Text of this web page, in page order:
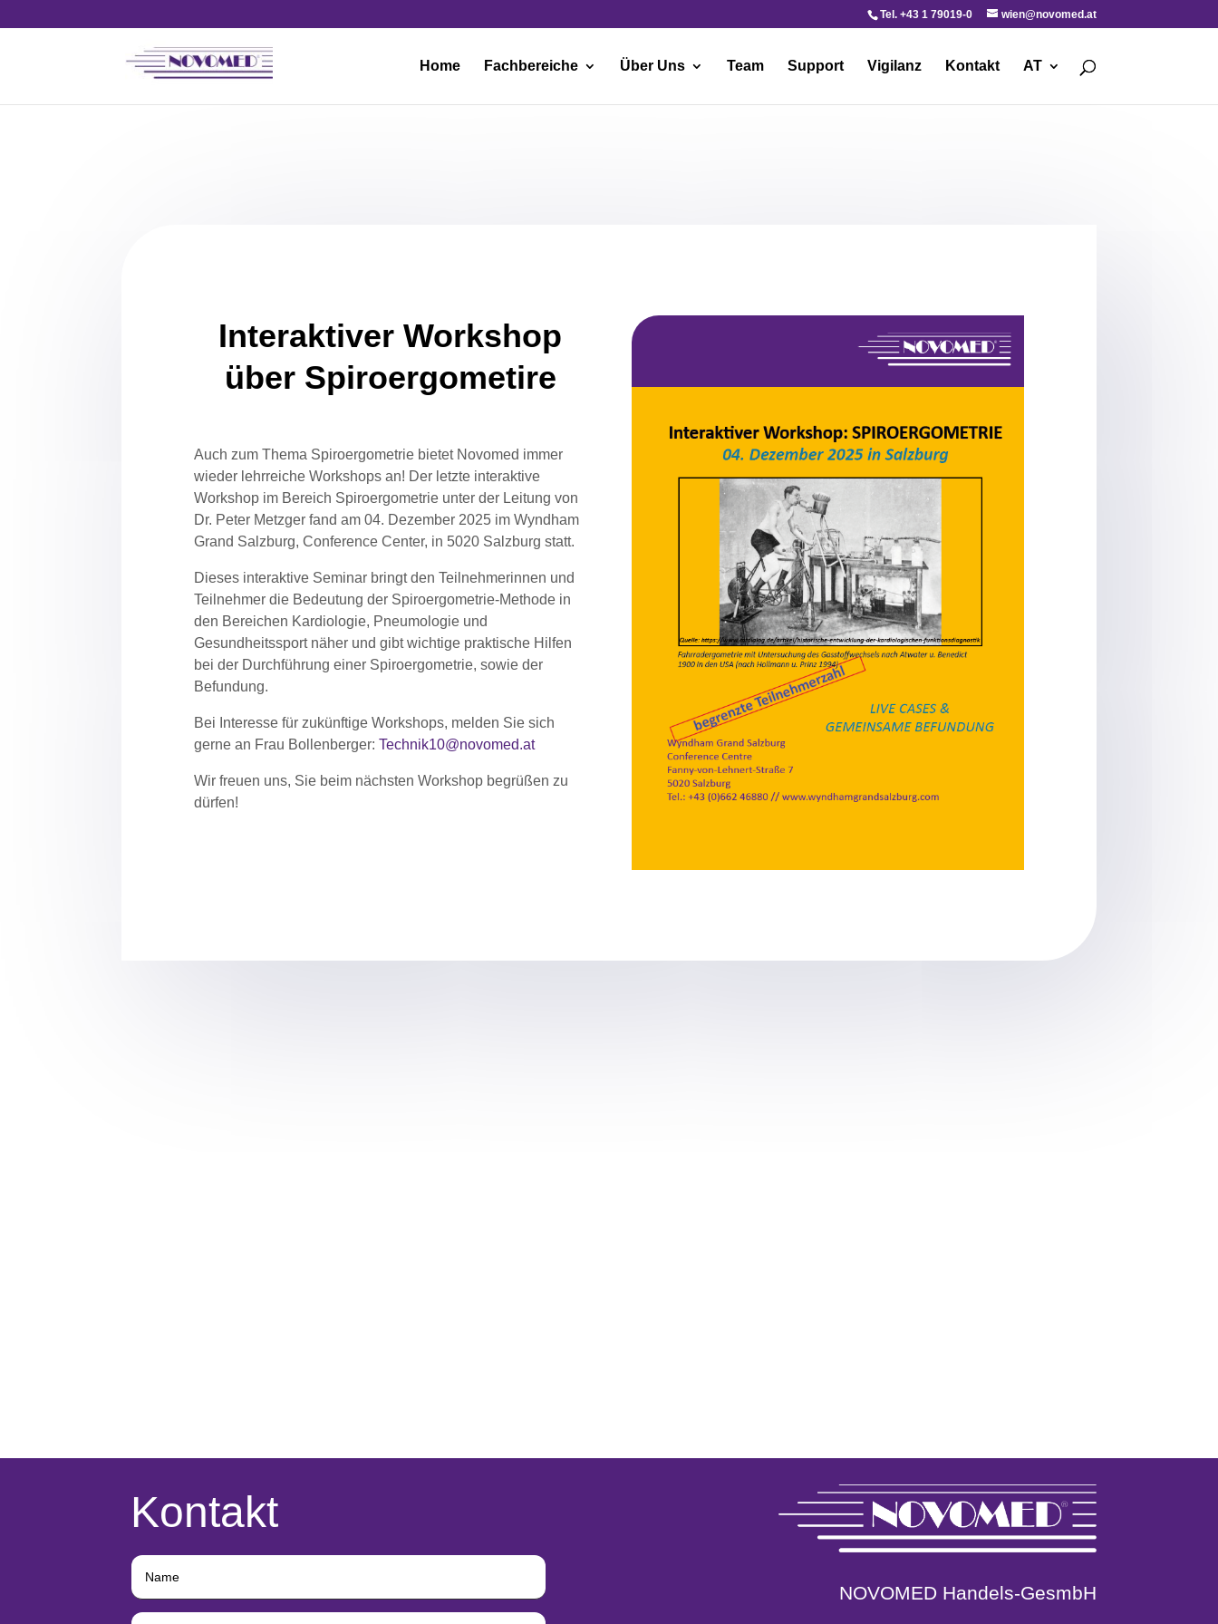
Tel. +43 1 79019-0 wien@novomed.at
Home Fachbereiche Über Uns Team Support Vigilanz Kontakt AT
Interaktiver Workshop
über Spiroergometire
Auch zum Thema Spiroergometrie bietet Novomed immer
wieder lehrreiche Workshops an! Der letzte interaktive
Workshop im Bereich Spiroergometrie unter der Leitung von
Dr. Peter Metzger fand am04. Dezember 2025 im Wyndham
Grand Salzburg, Conference Center, in 5020 Salzburg statt.
Dieses interaktive Seminar bringt den Teilnehmerinnen und
Teilnehmer die Bedeutung der Spiroergometrie-Methode in
den Bereichen Kardiologie, Pneumologie und
Gesundheitssport näher und gibt wichtige praktische Hilfen
bei der Durchführung einer Spiroergometrie, sowie der
Befundung.
Bei Interesse für zukünftige Workshops, melden Sie sich
gerne an Frau Bollenberger:Technik10@novomed.at
Wir freuen uns, Sie beim nächsten Workshop begrüßen zu
dürfen!
Kontakt
NOVOMED Handels-GesmbH